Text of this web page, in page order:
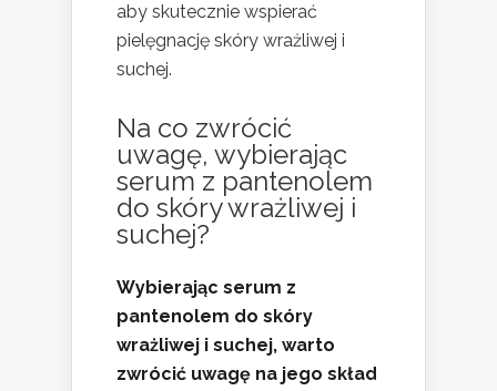
aby skutecznie wspierać
pielęgnację skóry wrażliwej i
suchej.
Na co zwrócić
uwagę, wybierając
serum z pantenolem
do skóry wrażliwej i
suchej?
Wybierając serum z
pantenolem do skóry
wrażliwej i suchej, warto
zwrócić uwagę na jego skład